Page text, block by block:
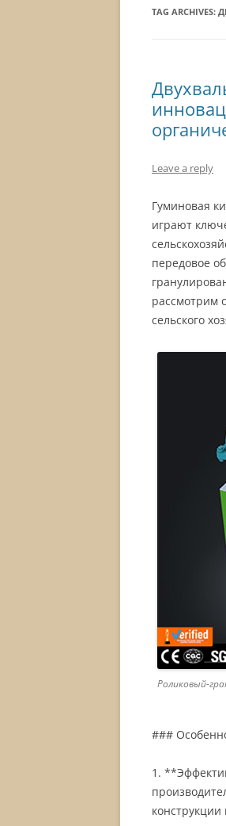
TAG ARCHIVES:
Leave a reply
Гуминовая
играют
передовое
рассмотрим
сельского
Роликовый-
###
1.